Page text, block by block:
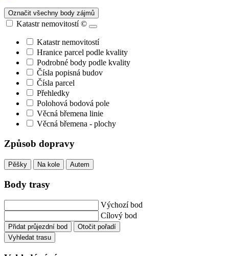
Označit všechny body zájmů
Katastr nemovitostí©
Katastr nemovitostí
Hranice parcel podle kvality
Podrobné body podle kvality
Čísla popisná budov
Čísla parcel
Přehledky
Polohová bodová pole
Věcná břemena linie
Věcná břemena - plochy
Způsob dopravy
Pěšky Na kole Autem
Body trasy
Výchozí bod
Cílový bod
Přidat průjezdní bod
Otočit pořadí
Vyhledat trasu